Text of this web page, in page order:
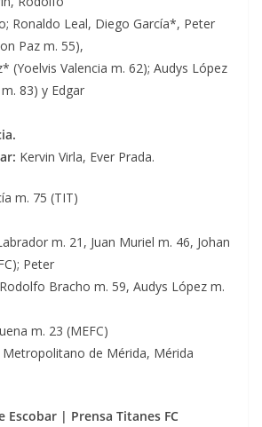
Ronaldo Leal, Diego García*, Peter
Paz m. 55),
(Yoelvis Valencia m. 62); Audys López
83) y Edgar
Kervin Virla, Ever Prada.
m. 75 (TIT)
m. 21, Juan Muriel m. 46, Johan
Peter
Bracho m. 59, Audys López m.
m. 23 (MEFC)
de Mérida, Mérida
Escobar | Prensa Titanes FC